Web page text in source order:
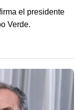
el presidente
Verde.